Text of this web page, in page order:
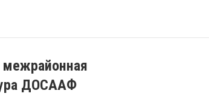
межрайонная
ДОСААФ